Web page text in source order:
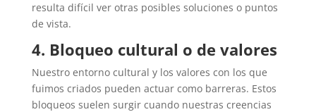
resulta difícil ver otras posibles soluciones o puntos
de vista.
4. Bloqueo cultural o de valores
Nuestro entorno cultural y los valores con los que
fuimos criados pueden actuar como barreras. Estos
bloqueos suelen surgir cuando nuestras creencias